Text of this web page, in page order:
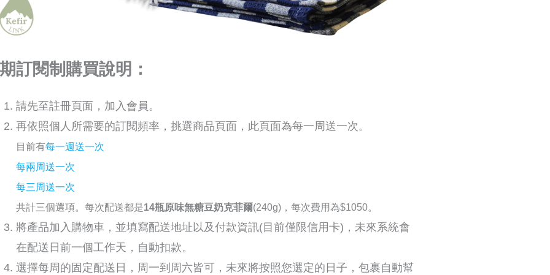
訂閱制購買說明：
請先至註冊頁面，加入會員。
再依照個人所需要的訂閱頻率，挑選商品頁面，此頁面為每一周送一次 。
目前有每一週送一次
每兩周送一次
每三周送一次
共計三個選項。每次配送都是14瓶原味無糖豆奶克菲爾(240g)，每次費用為$1050。
將產品加入購物車，並填寫配送地址以及付款資訊(目前僅限信用卡)，未來系統會
在配送日前一個工作天，自動扣款。
選擇每周的固定配送日， 周一到周六皆可，未來將按照您選定的日子，包裹自動幫